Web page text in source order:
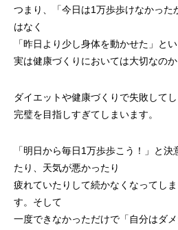
つまり、「今日は1万歩歩けなかった
はなく
「昨日より少し身体を動かせた」と
実は健康づくりにおいては大切なのか
ダイエットや健康づくりで失敗して
完璧を目指しすぎてしまいます。
「明日から毎日1万歩歩こう！」と
たり、天気が悪かったり
疲れていたりして続かなくなってし
す。そして
一度できなかっただけで「自分はダ